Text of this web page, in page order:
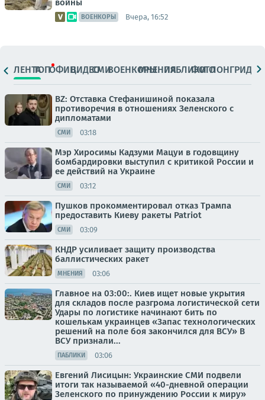
войны
ВОЕНКОРЫ Вчера, 16:52
ЛЕНТАТОПОФИЦ.ВИДЕОСМИВОЕНКОРЫМНЕНИЯПАБЛИКИ
ФОТОЛОНГРИДЫ
BZ: Отставка Стефанишиной показала
противоречия в отношениях Зеленского с
дипломатами
СМИ 03:18
Мэр Хиросимы Кадзуми Мацуи в годовщину
бомбардировки выступил с критикой России и
ее действий на Украине
СМИ 03:12
Пушков прокомментировал отказ Трампа
предоставить Киеву ракеты Patriot
СМИ 03:09
КНДР усиливает защиту производства
баллистических ракет
МНЕНИЯ 03:06
Главное на 03:00:. Киев ищет новые укрытия
для складов после разгрома логистической сети
Удары по логистике начинают бить по
кошелькам украинцев «Запас технологических
решений на поле боя закончился для ВСУ» В
ВСУ признали...
ПАБЛИКИ 03:06
Евгений Лисицын: Украинские СМИ подвели
итоги так называемой «40-дневной операции
Зеленского по принуждению России к миру»